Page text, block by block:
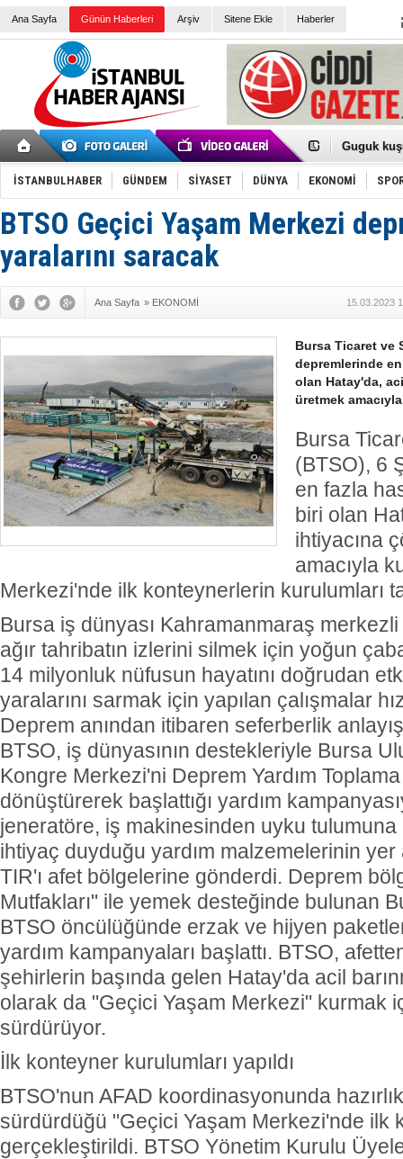
Ana Sayfa Günün Haberleri Arşiv Sitene Ekle Haberler
Türk
Guguk
Sneaker
Erkek
Tommy
Yeri
Ceza
Kayyum
Ankara
İtalyan
3 gözaltı:
İSTANBULHABER GÜNDEM SİYASET DÜNYA EKONOMİ
BTSO Geçici Yaşam Merkezi
yaralarını saracak
Ana Sayfa » EKONOMİ 15.03.2023
Bursa Ticaret ve
depremlerinde
olan Hatay'da,
üretmek
Bursa
(BTSO), 6
en fazla
biri olan
ihtiyacına
amacıyla
Merkezi'nde ilk konteynerlerin kurulumları
Bursa iş dünyası Kahramanmaraş merkezli
ağır tahribatın izlerini silmek için yoğun
14 milyonluk nüfusun hayatını doğrudan
yaralarını sarmak için yapılan çalışmalar
Deprem anından itibaren seferberlik
BTSO, iş dünyasının destekleriyle Bursa
Kongre Merkezi'ni Deprem Yardım
dönüştürerek başlattığı yardım
jeneratöre, iş makinesinden uyku
ihtiyaç duyduğu yardım malzemelerinin yer
TIR'ı afet bölgelerine gönderdi. Deprem
Mutfakları" ile yemek desteğinde bulunan
BTSO öncülüğünde erzak ve hijyen
yardım kampanyaları başlattı. BTSO,
şehirlerin başında gelen Hatay'da acil
olarak da "Geçici Yaşam Merkezi" kurmak
sürdürüyor.
İlk konteyner kurulumları yapıldı
BTSO'nun AFAD koordinasyonunda
sürdürdüğü "Geçici Yaşam Merkezi'nde ilk
gerçekleştirildi. BTSO Yönetim Kurulu